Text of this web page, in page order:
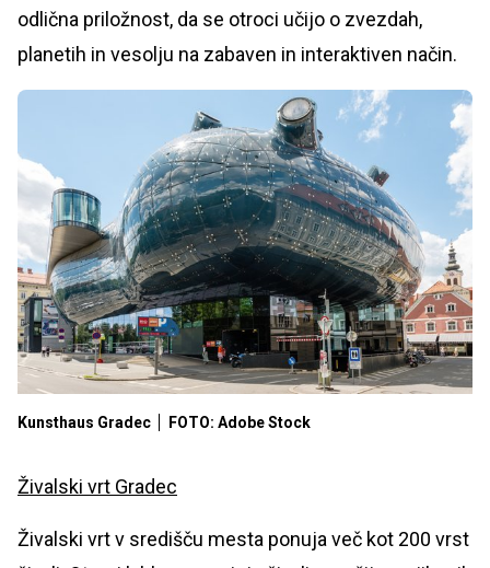
odlična priložnost, da se otroci učijo o zvezdah,
planetih in vesolju na zabaven in interaktiven način.
Kunsthaus Gradec FOTO: Adobe Stock
Živalski vrt Gradec
Živalski vrt v središču mesta ponuja več kot 200 vrst